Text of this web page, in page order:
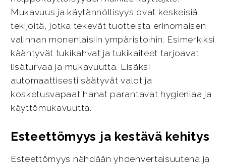
Mukavuus ja käytännöllisyys ovat keskeisiä
tekijöitä, jotka tekevät tuotteista erinomaisen
valinnan monenlaisiin ympäristöihin. Esimerkiksi
kääntyvät tukikahvat ja tukikaiteet tarjoavat
lisäturvaa ja mukavuutta. Lisäksi
automaattisesti säätyvät valot ja
kosketusvapaat hanat parantavat hygieniaa ja
käyttömukavuutta.
Esteettömyys ja kestävä kehitys
Esteettömyys nähdään yhdenvertaisuutena ja